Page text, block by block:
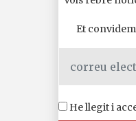
Et
He llegit i